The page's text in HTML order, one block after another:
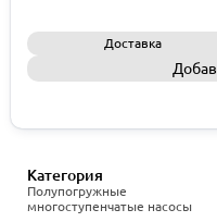
Доставка
Полупогружные
многоступенчатые насосы
Категория